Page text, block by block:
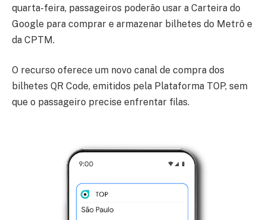
quarta-feira, passageiros poderão usar a Carteira do
Google para comprar e armazenar bilhetes do Metrô e
da CPTM.
O recurso oferece um novo canal de compra dos
bilhetes QR Code, emitidos pela Plataforma TOP, sem
que o passageiro precise enfrentar filas.